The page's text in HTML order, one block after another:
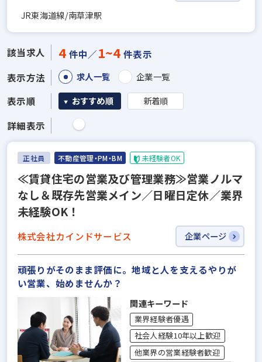
JR東海道線/南草津駅
該当求人 4 件中／1~4 件表示
表示方法
求人一覧 企業一覧
表示順 おすすめ順 新着順
詳細表示
正社員 不動産管理・PM・BM 未経験者OK
≪賃貸住宅の営業及び管理業務≫営業ノルマ
なし＆既存先営業メイン／日曜日定休／業界
未経験OK！
株式会社カインドサービス 企業ページ
頑張りがそのまま評価に。地域と人を支えるやりが
い営業、始めませんか？
関連キーワード
業界経験者優遇
社会人経験10年以上歓迎
他業界の営業経験者歓迎